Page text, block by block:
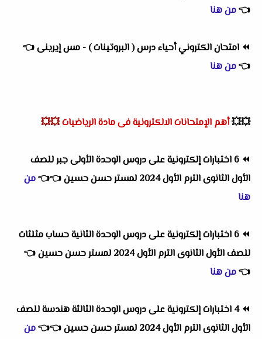
👈من هنا
⏪ امتحان الكتروني أحياء درس ( البروتينات ) - مس إيرينى👈
👈من هنا
💥💥أهم الإمتحانات الالكترونية فى مادة الرياضيات💥💥
⏪
6 اختبارات إلكترونية على دروس الوحدة الأولى جبر للصف
الأول الثانوى الترم الأول 2024 لمستر حسن حسين
👈
👈من
هنا
⏪
6 اختبارات إلكترونية على دروس الوحدة الثانية حساب مثلثات
للصف الأول الثانوى الترم الأول 2024 لمستر حسن حسين
👈
👈من هنا
⏪ 4 اختبارات إلكترونية على دروس الوحدة الثالثة هندسة للصف
الأول الثانوى الترم الأول 2024 لمستر حسن حسين
👈
👈من